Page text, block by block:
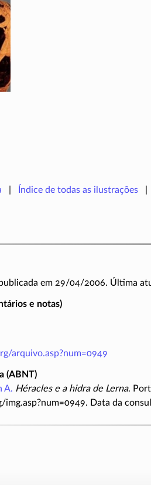
Índice de todas as ilustrações
publicada em 29/04/2006. Última
e notas)
arquivo.asp?num=0949
(ABNT)
A. Héracles e a hidra de Lerna.
img.asp?num=0949. Data da